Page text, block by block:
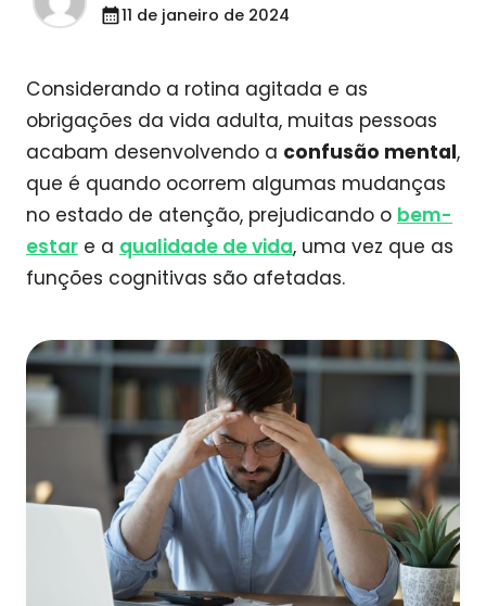
11 de janeiro de 2024
Considerando a rotina agitada e as
obrigações da vida adulta, muitas pessoas
acabam desenvolvendo a confusão mental,
que é quando ocorrem algumas mudanças
no estado de atenção, prejudicando o bem-
estar e a qualidade de vida, uma vez que as
funções cognitivas são afetadas.